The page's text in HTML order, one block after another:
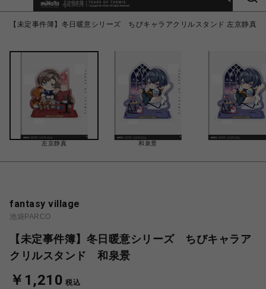
【未定事件簿】冬日暖意シリーズ ちびキャラアクリルスタンド 左京静真
左京静真 和泉景
fantasy village
池袋PARCO
【未定事件簿】冬日暖意シリーズ ちびキャラア
クリルスタンド 和泉景
￥1,210 税込